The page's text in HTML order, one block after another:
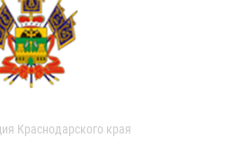
Краснодарского края